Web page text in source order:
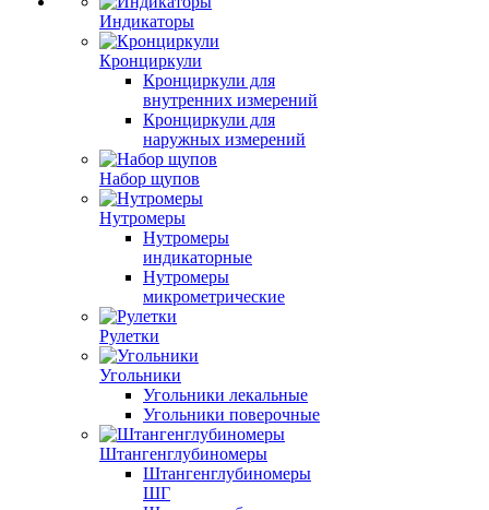
Индикаторы
Кронциркули
Кронциркули для
внутренних измерений
Кронциркули для
наружных измерений
Набор щупов
Нутромеры
Нутромеры
индикаторные
Нутромеры
микрометрические
Рулетки
Угольники
Угольники лекальные
Угольники поверочные
Штангенглубиномеры
Штангенглубиномеры
ШГ